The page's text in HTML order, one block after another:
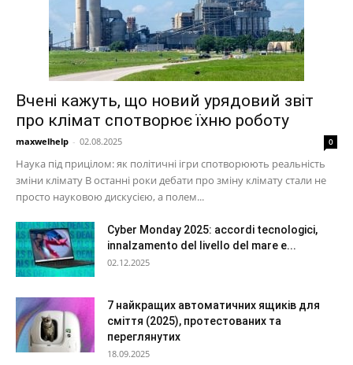
Вчені кажуть, що новий урядовий звіт
про клімат спотворює їхню роботу
maxwelhelp - 02.08.2025 0
Наука під прицілом: як політичні ігри спотворюють реальність
зміни клімату В останні роки дебати про зміну клімату стали не
просто науковою дискусією, а полем...
Cyber Monday 2025: accordi tecnologici,
innalzamento del livello del mare e...
02.12.2025
7 найкращих автоматичних ящиків для
сміття (2025), протестованих та
переглянутих
18.09.2025